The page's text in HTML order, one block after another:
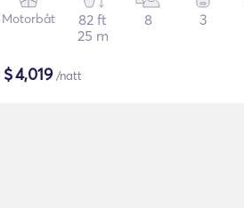
Motorbåt
82 ft
25 m
8 3
$4,019/natt